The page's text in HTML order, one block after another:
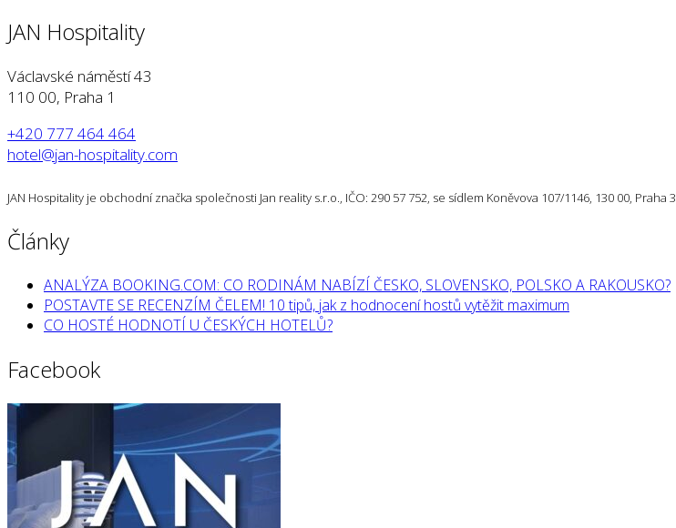
JAN Hospitality
Václavské náměstí 43
110 00, Praha 1
+420 777 464 464
hotel@jan-hospitality.com
JAN Hospitality je obchodní značka společnosti Jan reality s.r.o., IČO: 290 57 752, se sídlem Koněvova 107/1146, 130 00, Praha 3
Články
ANALÝZA BOOKING.COM: CO RODINÁM NABÍZÍ ČESKO, SLOVENSKO, POLSKO A RAKOUSKO?
POSTAVTE SE RECENZÍM ČELEM! 10 tipů, jak z hodnocení hostů vytěžit maximum
CO HOSTÉ HODNOTÍ U ČESKÝCH HOTELŮ?
Facebook